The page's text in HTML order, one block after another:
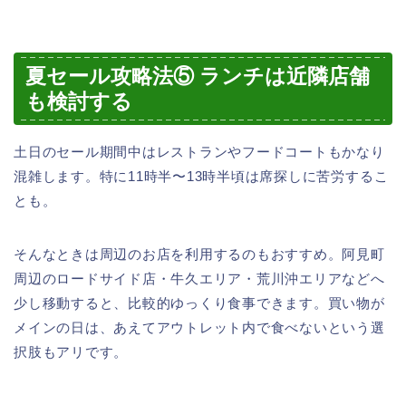
夏セール攻略法⑤ ランチは近隣店舗
も検討する
土日のセール期間中はレストランやフードコートもかなり
混雑します。特に11時半〜13時半頃は席探しに苦労するこ
とも。
そんなときは周辺のお店を利用するのもおすすめ。阿見町
周辺のロードサイド店・牛久エリア・荒川沖エリアなどへ
少し移動すると、比較的ゆっくり食事できます。買い物が
メインの日は、あえてアウトレット内で食べないという選
択肢もアリです。